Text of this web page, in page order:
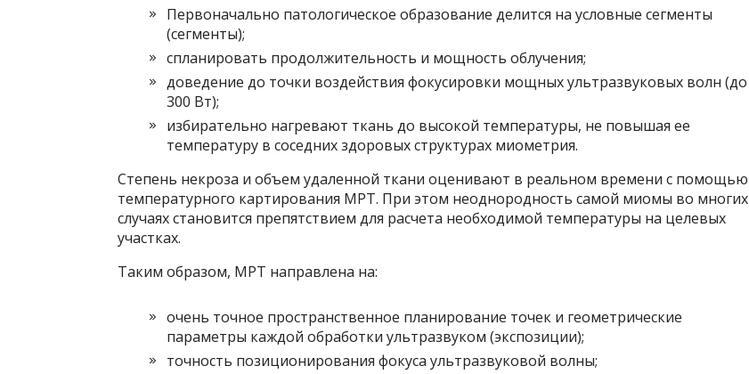
Первоначально патологическое образование делится на условные сегменты
(сегменты);
спланировать продолжительность и мощность облучения;
доведение до точки воздействия фокусировки мощных ультразвуковых волн (до
300 Вт);
избирательно нагревают ткань до высокой температуры, не повышая ее
температуру в соседних здоровых структурах миометрия.
Степень некроза и объем удаленной ткани оценивают в реальном времени с помощью
температурного картирования МРТ. При этом неоднородность самой миомы во многих
случаях становится препятствием для расчета необходимой температуры на целевых
участках.
Таким образом, МРТ направлена ​​на:
очень точное пространственное планирование точек и геометрические
параметры каждой обработки ультразвуком (экспозиции);
точность позиционирования фокуса ультразвуковой волны;